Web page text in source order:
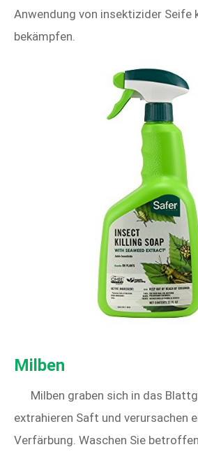
Anwendung von insektizider Seife
bekämpfen.
Milben
Milben graben sich in das
extrahieren Saft und verursachen
Verfärbung. Waschen Sie